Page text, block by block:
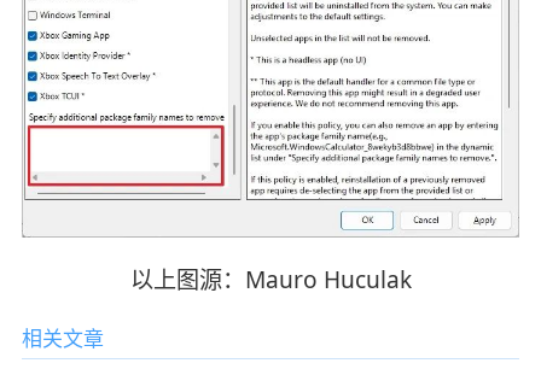
以上图源：Mauro Huculak
相关文章